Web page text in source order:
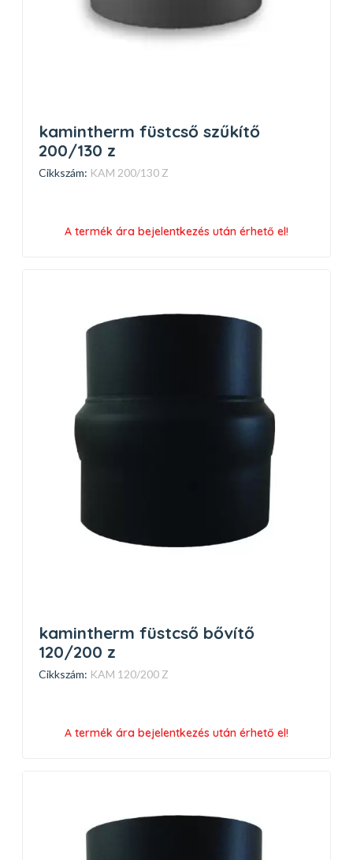
kamintherm füstcső szűkítő
200/130 z
Cikkszám: KAM 200/130 Z
A termék ára bejelentkezés után érhető el!
kamintherm füstcső bővítő
120/200 z
Cikkszám: KAM 120/200 Z
A termék ára bejelentkezés után érhető el!